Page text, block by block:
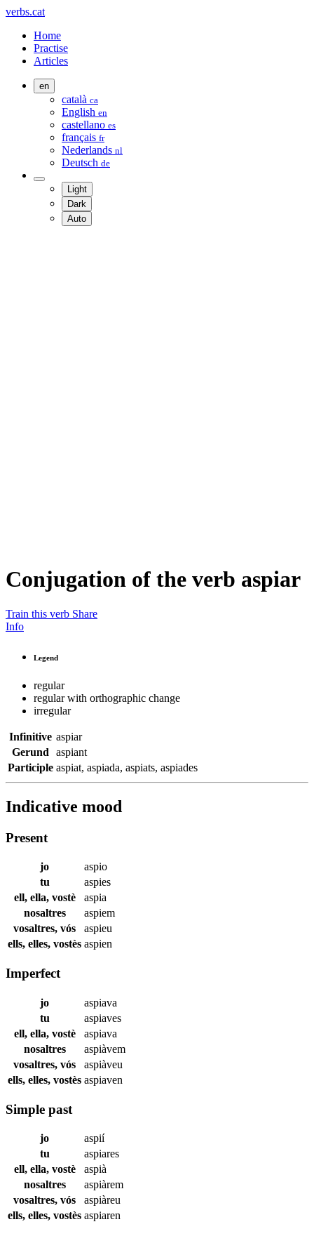
verbs.cat
Home
Practise
Articles
en
català ca
English en
castellano es
français fr
Nederlands nl
Deutsch de
Light
Dark
Auto
Conjugation of the verb aspiar
Train this verb Share
Info
Legend
regular
regular with orthographic change
irregular
Infinitive aspiar
Gerund
aspiant
Participle aspiat, aspiada, aspiats, aspiades
Indicative mood
Present
jo
aspio
tu
aspies
ell, ella, vostè
aspia
nosaltres
aspiem
vosaltres, vós
aspieu
ells, elles, vostès aspien
Imperfect
jo
aspiava
tu
aspiaves
ell, ella, vostè
aspiava
nosaltres
aspiàvem
vosaltres, vós
aspiàveu
ells, elles, vostès aspiaven
Simple past
jo
aspií
tu
aspiares
ell, ella, vostè
aspià
nosaltres
aspiàrem
vosaltres, vós
aspiàreu
ells, elles, vostès aspiaren